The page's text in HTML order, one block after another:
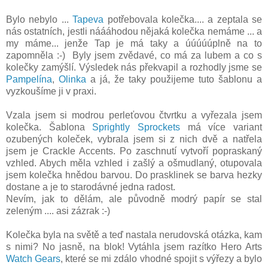
Bylo nebylo ...Tapeva potřebovala kolečka.... a zeptala se
nás ostatních, jestli náááhodou nějaká kolečka nemáme ... a
my máme... jenže Tap je má taky a úúúúúplně na to
zapomněla :-) Byly jsem zvědavé, co má za lubem a co s
kolečky zamýšlí. Výsledek nás překvapil a rozhodly jsme se
Pampelína, Olinka a já, že taky použijeme tuto šablonu a
vyzkoušíme ji v praxi.
Vzala jsem si modrou perleťovou čtvrtku a vyřezala jsem
kolečka. Šablona Sprightly Sprockets má více variant
ozubených koleček, vybrala jsem si z nich dvě a natřela
jsem je Crackle Accents. Po zaschnutí vytvoří popraskaný
vzhled. Abych měla vzhled i zašlý a ošmudlaný, otupovala
jsem kolečka hnědou barvou. Do prasklinek se barva hezky
dostane a je to starodávné jedna radost.
Nevím, jak to dělám, ale původně modrý papír se stal
zeleným .... asi zázrak :-)
Kolečka byla na světě a teď nastala nerudovská otázka, kam
s nimi? No jasně, na blok! Vytáhla jsem razítko Hero Arts
Watch Gears, které se mi zdálo vhodné spojit s výřezy a bylo